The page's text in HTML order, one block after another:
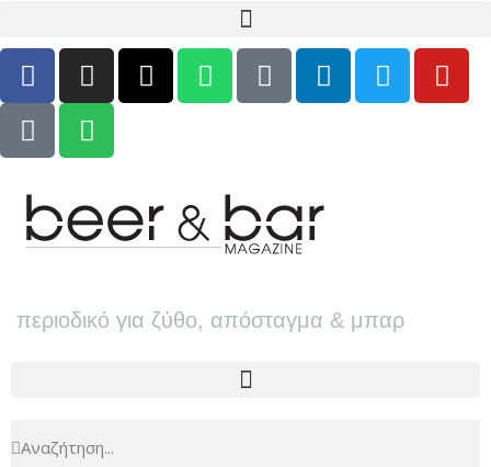
περιοδικό για ζύθο, απόσταγμα & μπαρ